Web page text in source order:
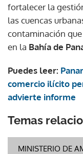
fortalecer la
las cuencas
contaminación
en la Bahía de
Puedes leer:
comercio ilícito
advierte informe
Temas
MINISTERIO DE